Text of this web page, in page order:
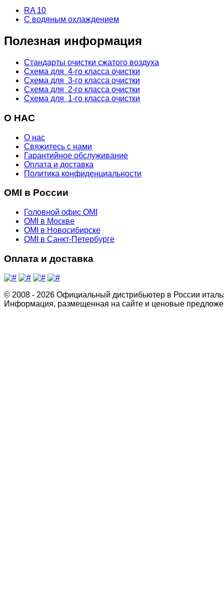
RA 10
С водяным охлаждением
Полезная информация
Стандарты очистки сжатого воздуха
Схема для 4-го класса очистки
Схема для 3-го класса очистки
Схема для 2-го класса очистки
Схема для 1-го класса очистки
О НАС
О нас
Свяжитесь с нами
Гарантийное обслуживание
Оплата и доставка
Политика конфиденциальности
OMI в России
Головной офис OMI
OMI в Москве
OMI в Новосибирске
OMI в Санкт-Петербурге
Оплата и доставка
© 2008 - 2026 Официальный дистрибьютер в России
Информация, размещенная на сайте и ценовые